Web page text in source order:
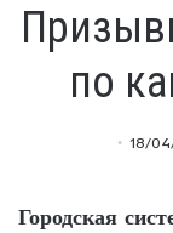
по
18/
Городская